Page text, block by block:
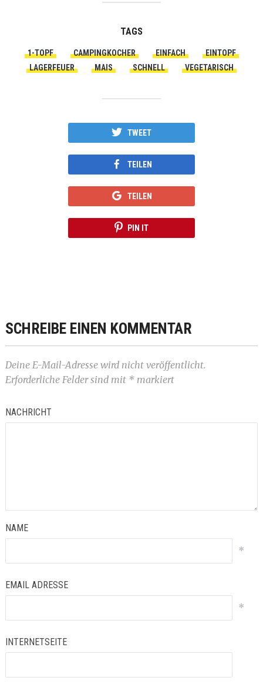
TAGS
1-TOPF CAMPINGKOCHER EINFACH
EINTOPF
LAGERFEUER
MAIS SCHNELL VEGETARISCH
TWEET
TEILEN
TEILEN
PIN IT
SCHREIBE EINEN KOMMENTAR
Deine E-Mail-Adresse wird nicht veröffentlicht.
Erforderliche Felder sind mit *markiert
NACHRICHT
NAME
*
EMAIL ADRESSE
*
INTERNETSEITE